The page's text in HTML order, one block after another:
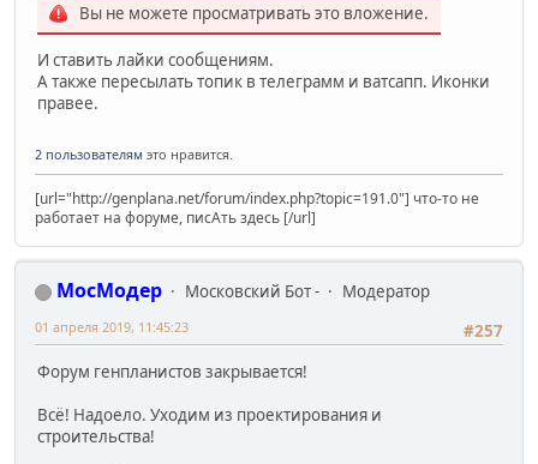
Вы не можете просматривать это вложение.
И ставить лайки сообщениям.
А также пересылать топик в телеграмм и ватсапп. Иконки
правее.
2 пользователям это нравится.
[url="http://genplana.net/forum/index.php?topic=191.0"] что-то не
работает на форуме, писАть здесь [/url]
МосМодер Московский Бот -
Модератор
#257
01 апреля 2019, 11:45:23
Форум генпланистов закрывается!
Всё! Надоело. Уходим из проектирования и
строительства!